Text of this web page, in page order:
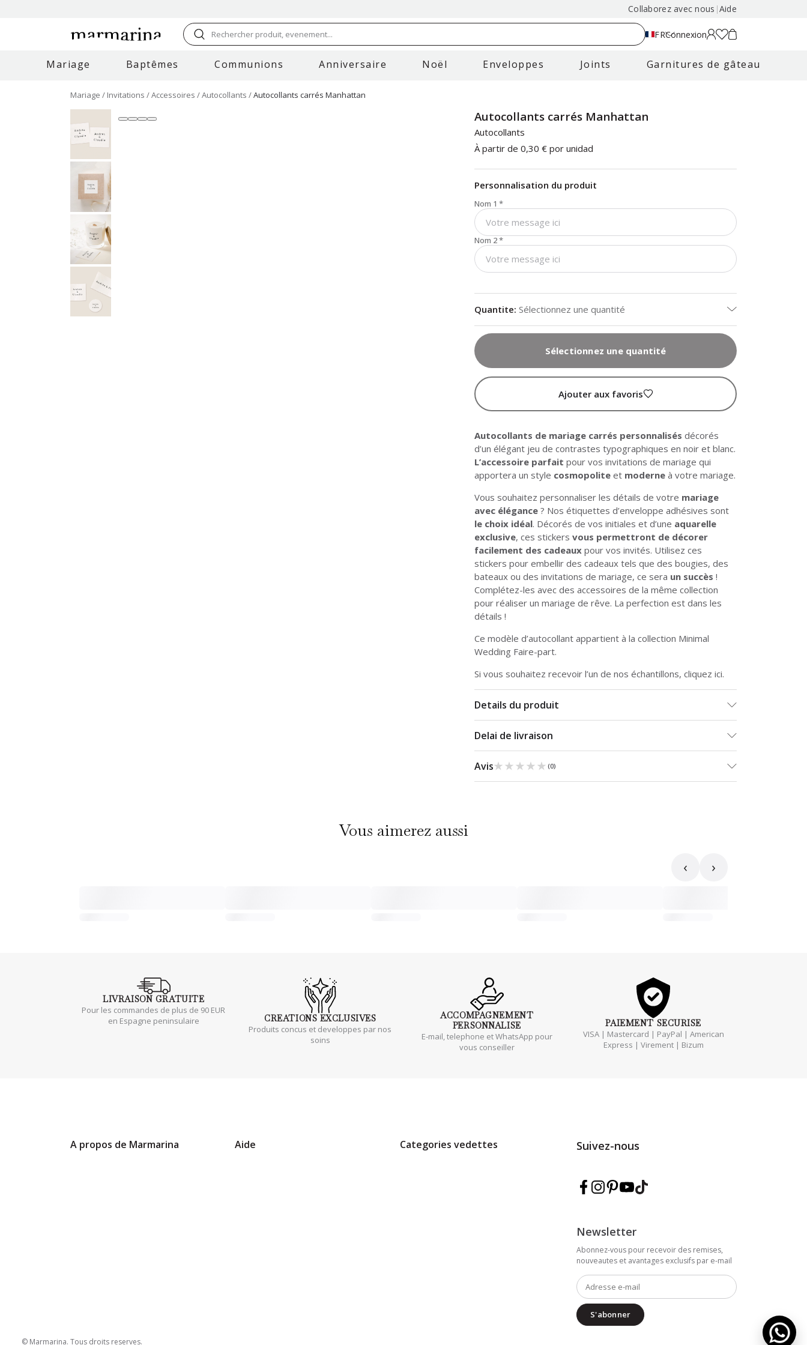
Collaborez avec nous |Aide
Rechercher produit, evenement... FRConnexion
Mariage Baptêmes Communions Anniversaire Noël Enveloppes Joints Garnitures de gâteau
Mariage Invitations Accessoires Autocollants Autocollants carrés Manhattan
Autocollants carrés Manhattan
Autocollants
À partir de 0,30 € por unidad
Personnalisation du produit
Nom 1 *
Nom 2*
Quantite: Sélectionnez une quantité
Sélectionnez une quantité
Ajouter aux favoris
Autocollants de mariage carrés personnalisés décorés
d’un élégant jeu de contrastes typographiques en noir et blanc.
L’accessoire parfait pour vos invitations de mariage qui
apportera un style cosmopolite et moderne à votre mariage.
Vous souhaitez personnaliser les détails de votre mariage
avec élégance ? Nos étiquettes d’enveloppe adhésives sont
le choix idéal. Décorés de vos initiales et d’une aquarelle
exclusive, ces stickersvous permettront de décorer
facilement des cadeaux pour vos invités. Utilisez ces
stickers pour embellir des cadeaux tels que des bougies, des
bateaux ou des invitations de mariage, ce sera un succès !
Complétez-les avec des accessoires de la même collection
pour réaliser un mariage de rêve. La perfection est dans les
détails !
Ce modèle d’autocollant appartient à la collection Minimal
Wedding Faire-part.
Si vous souhaitez recevoir l’un de nos échantillons, cliquezici.
Details du produit
Delai de livraison
Avis★★★★★
★★★★★(0)
Vous aimerez aussi
‹ ›
LIVRAISON GRATUITE
Pour les commandes de plus de 90 EUR
en Espagne peninsulaire
CREATIONS EXCLUSIVES
Produits concus et developpes par nos
soins
ACCOMPAGNEMENT
PERSONNALISE
E-mail, telephone et WhatsApp pour
vous conseiller
PAIEMENT SECURISE
VISA | Mastercard | PayPal | American
Express | Virement | Bizum
A propos de Marmarina Aide Categories vedettes
Newsletter
Abonnez-vous pour recevoir des remises,
nouveautes et avantages exclusifs par e-mail
S'abonner
Suivez-nous
Suivez Marmarina sur Facebook
Suivez Marmarina sur Instagram
Suivez Marmarina sur Pinterest
Suivez Marmarina sur YouTube
Suivez Marmarina sur TikTok
© Marmarina. Tous droits reserves.